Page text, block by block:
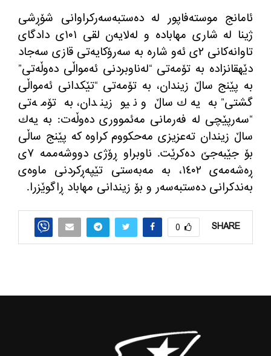
ئامانج موسته‌فاپور له‌ ده‌ستبه‌سه‌ركراوانی شۆڕشی
ژینا له‌ شاری مهاباده‌ و له‌لایه‌ن لقی ١٠١ی دادگای
تاوانه‌كانی ٢ی ئه‌و شاره‌ به‌ سه‌رۆكایه‌تی قازی سه‌جاد
دێهقانزاده‌ به‌ تۆمه‌تی “له‌ناوبردنی ئه‌مواڵی ده‌وڵه‌تی”
به‌ پێنج ساڵ زیندان، به‌ تۆمه‌تی “تێكدانی ئه‌مواڵی
گشتی” به‌ یه‌ك ساڵ و نیو زیندان، به‌ تۆمه‌تی
“سه‌رپێچی له‌ فه‌رمانی مه‌ئمووری ده‌وڵه‌ت: به‌ یه‌ك
ساڵ زیندان ته‌عزیزی مه‌حكووم كراوه‌ كه‌ پێنج ساڵی
بۆ جێبه‌جێ ده‌كرێت. ناوبراو ڕۆژی دووشه‌ممه‌ ٧ی
ڕه‌شه‌مه‌ی ١٤٠٢، به‌ مه‌به‌ستی تێپه‌ڕكردنی ماوه‌ی
به‌ندكرانی ده‌ستبه‌سه‌ر و بۆ زیندانی مهاباد ڕاگوێزرا.
SHARE
0